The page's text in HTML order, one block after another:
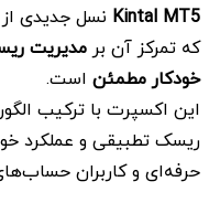
Kintal MT5 نسل جدیدی
که تمرکز آن برمدیریت
خودکار مطمئن است.
این اکسپرت با ترکیب
ریسک تطبیقی و عملکرد
حرفه‌ای و کاربران